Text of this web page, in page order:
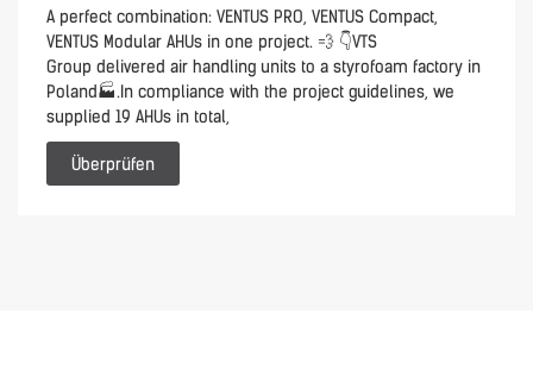
A perfect combination: VENTUS PRO, VENTUS Compact,
VENTUS Modular AHUs in one project. 💨 👇VTS
Group delivered air handling units to a styrofoam factory in
Poland🏭.In compliance with the project guidelines, we
supplied 19 AHUs in total,
Überprüfen